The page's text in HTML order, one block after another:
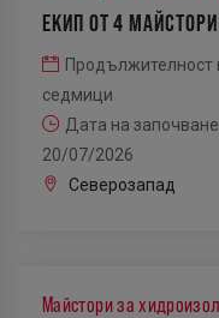
ЕКИП ОТ 4
Продължителност
седмици
Дата на
20/07/2026
Северозапад
Майстори за